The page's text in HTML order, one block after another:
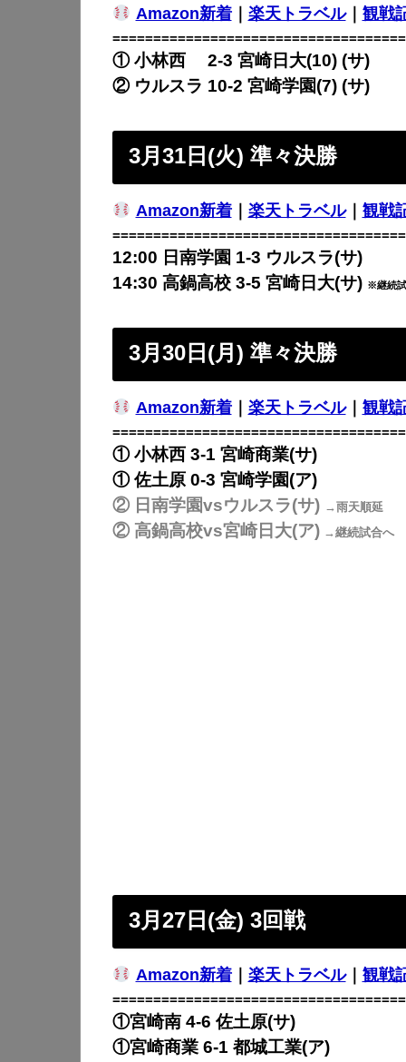
Amazon新着｜ 楽天トラベル｜ 観戦
① 小林西 2-3 宮崎日大(10) (サ)
② ウルスラ 10-2 宮崎学園(7) (サ)
3月31日(火) 準々決勝
Amazon新着｜ 楽天トラベル｜ 観戦
12:00 日南学園 1-3 ウルスラ(サ)
14:30 高鍋高校 3-5 宮崎日大(サ) ※継続
3月30日(月) 準々決勝
Amazon新着｜ 楽天トラベル｜ 観戦
① 小林西 3-1 宮崎商業(サ)
① 佐土原 0-3 宮崎学園(ア)
② 日南学園vsウルスラ(サ) →雨天順延
② 高鍋高校vs宮崎日大(ア) →継続試合へ
3月27日(金) 3回戦
Amazon新着｜ 楽天トラベル｜ 観戦
①宮崎南 4-6 佐土原(サ)
①宮崎商業 6-1 都城工業(ア)